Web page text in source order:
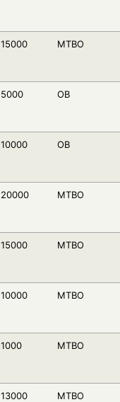
15000 MTBO
5000 OB
10000 OB
20000 MTBO
15000 MTBO
10000 MTBO
1000 MTBO
13000 MTBO